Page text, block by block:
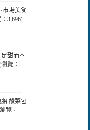
市場美食
3,696)
足甜而不
覽：
.酸菜包
覽：